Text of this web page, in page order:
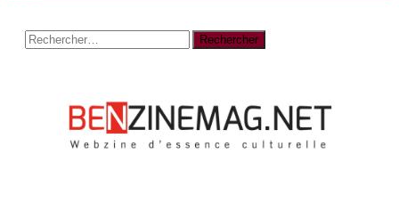
Rechercher :